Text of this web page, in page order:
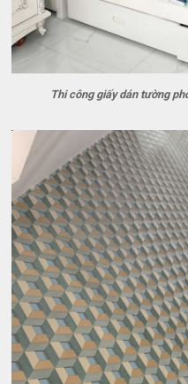
Thi công giấy dán tường